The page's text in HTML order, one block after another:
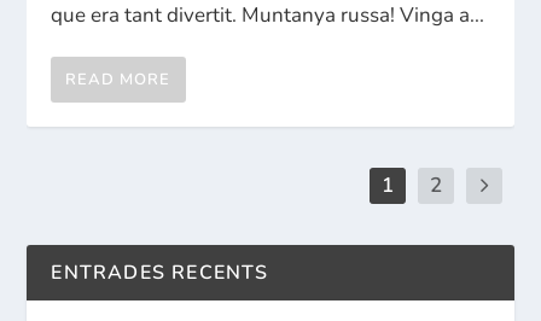
que era tant divertit. Muntanya russa! Vinga a...
READ MORE
1 2
ENTRADES RECENTS